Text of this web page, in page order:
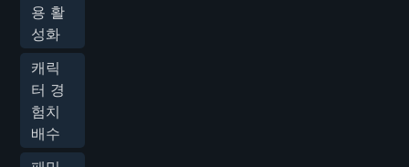
용 활
성화
캐릭
터 경
험치
배수